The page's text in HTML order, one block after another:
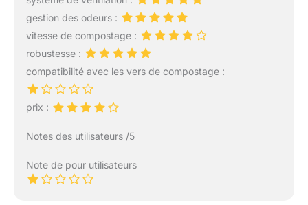
Compost de jardin : un
composteur efficace
pour votre jardin qui,
grâce à sa construction
spéciale du couvercle,
gestion des odeurs :
vitesse de compostage :
robustesse :
compatibilité avec les vers de compostage :
prix :
Notes des utilisateurs /5
Note de pour utilisateurs